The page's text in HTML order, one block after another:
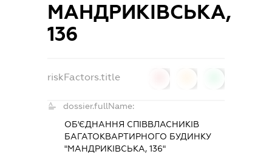
МАНДРИКІВСЬКА,
136
riskFactors.title
dossier.fullName:
ОБ'ЄДНАННЯ СПІВВЛАСНИКІВ
БАГАТОКВАРТИРНОГО БУДИНКУ
"МАНДРИКІВСЬКА, 136"